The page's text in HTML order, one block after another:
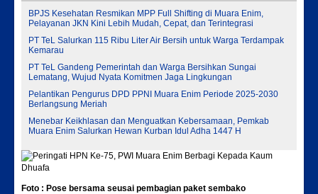
BPJS Kesehatan Resmikan MPP Full Shifting di Muara Enim,
Pelayanan JKN Kini Lebih Mudah, Cepat, dan Terintegrasi
PT TeL Salurkan 115 Ribu Liter Air Bersih untuk Warga Terdampak
Kemarau
PT TeL Gandeng Pemerintah dan Warga Bersihkan Sungai
Lematang, Wujud Nyata Komitmen Jaga Lingkungan
Pelantikan Pengurus DPD PPNI Muara Enim Periode 2025-2030
Berlangsung Meriah
Menebar Keikhlasan dan Menguatkan Kebersamaan, Pemkab
Muara Enim Salurkan Hewan Kurban Idul Adha 1447 H
Foto : Pose bersama seusai pembagian paket sembako